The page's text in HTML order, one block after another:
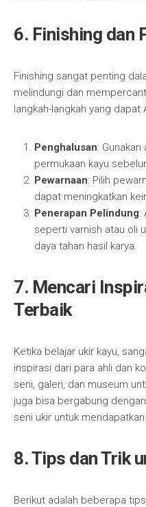
6. Finishing dan
Finishing sangat penting
melindungi dan
langkah-langkah yang dapat
Penghalusan:
permukaan kayu
Pewarnaan: Pilih
dapat meningkatkan
Penerapan Pelindung:
seperti varnish atau oli
daya tahan hasil karya.
7. Mencari
Terbaik
Ketika belajar ukir kayu,
inspirasi dari para ahli dan
seni, galeri, dan museum
juga bisa bergabung
seni ukir untuk
8. Tips dan Trik
Berikut adalah beberapa